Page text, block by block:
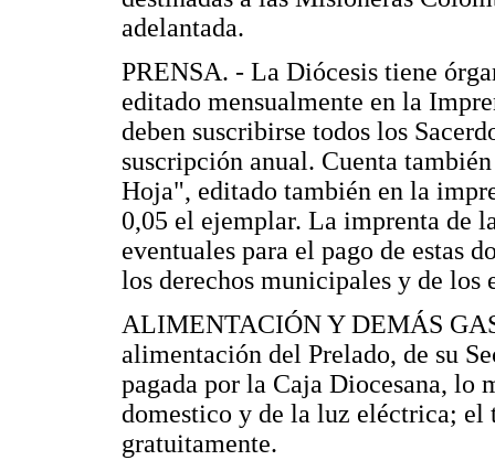
adelantada.
PRENSA. - La Diócesis tiene
editado mensualmente en la
deben suscribirse todos los
suscripción anual. Cuenta
Hoja", editado también en la
0,05 el ejemplar. La imprenta de
eventuales para el pago de estas
los derechos municipales y de los
ALIMENTACIÓN Y DEMÁS
alimentación del Prelado, de su
pagada por la Caja Diocesana, lo
domestico y de la luz eléctrica; el
gratuitamente.